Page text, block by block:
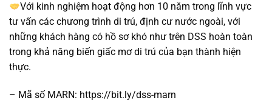
Với kinh nghiệm hoạt động hơn 10 năm trong lĩnh vực
tư vấn các chương trình di trú, định cư nước ngoài, với
những khách hàng có hồ sơ khó như trên DSS hoàn toàn
trong khả năng biến giấc mơ di trú của bạn thành hiện
thực.
– Mã số MARN: https://bit.ly/dss-marn